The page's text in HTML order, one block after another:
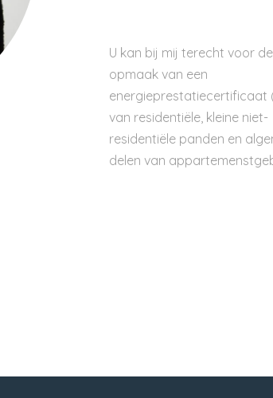
U kan bij mij terecht voor de
opmaak van een
energieprestatiecertificaat
van residentiële, kleine niet-
residentiële panden en
delen van